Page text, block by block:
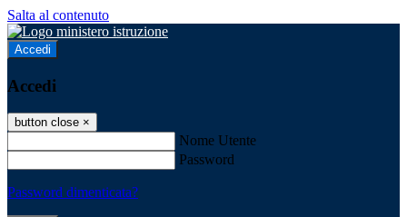
Salta al contenuto
Accedi
Accedi
button close ×
Nome Utente
Password
Password dimenticata?